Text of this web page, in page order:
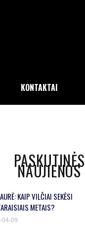
KONTAKTAI
PASKUTINĖS
NAUJIENOS
04-09
KAIP VILČIAI SEKĖSI
METAIS?